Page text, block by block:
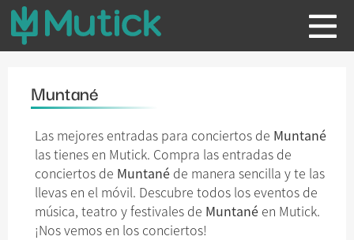
Muntané
Las mejores entradas para conciertos de Muntané
las tienes en Mutick. Compra las entradas de
conciertos de Muntané de manera sencilla y te las
llevas en el móvil. Descubre todos los eventos de
música, teatro y festivales de Muntané en Mutick.
¡Nos vemos en los conciertos!